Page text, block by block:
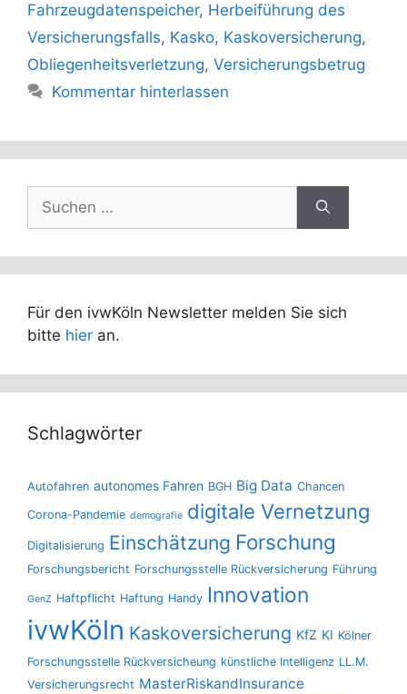
Fahrzeugdatenspeicher, Herbeiführung des
Versicherungsfalls, Kasko, Kaskoversicherung,
Obliegenheitsverletzung, Versicherungsbetrug
Kommentar hinterlassen
Suchen
nach:
Für den ivwKöln Newsletter melden Sie sich
bitte hier an.
Schlagwörter
Autofahren autonomes Fahren BGH Big Data Chancen
Corona-Pandemie demografie digitale Vernetzung
Digitalisierung Einschätzung Forschung
Forschungsbericht Forschungsstelle Rückversicherung Führung
GenZ Haftpflicht Haftung Handy Innovation
ivwKöln Kaskoversicherung KfZ KI Kölner
Forschungsstelle Rückversicheung künstliche Intelligenz LL.M.
Versicherungsrecht MasterRiskandInsurance